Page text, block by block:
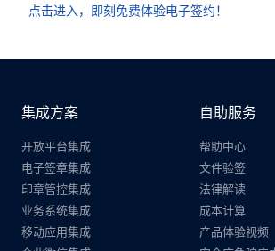
点击进入，即刻免费体验电子签约！
集成方案
开放平台集成
电子签章集成
印章管控集成
业务系统集成
移动应用集成
自助服务
帮助中心
文件验签
法律解读
成本计算
产品体验视频